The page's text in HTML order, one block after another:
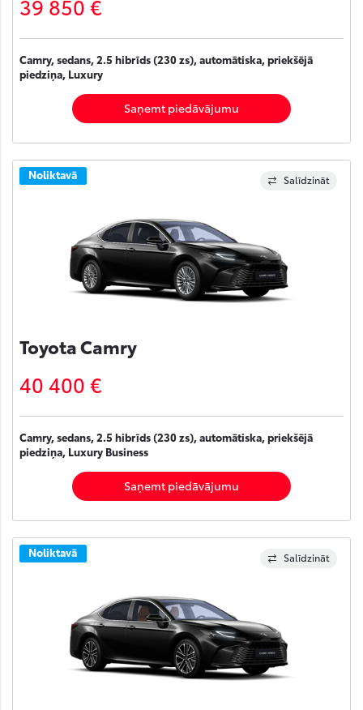
39 850 €
Camry, sedans, 2.5 hibrīds (230 zs), automātiska, priekšējā
piedziņa, Luxury
Saņemt piedāvājumu
Salīdzināt
Noliktavā
Toyota Camry
40 400 €
Camry, sedans, 2.5 hibrīds (230 zs), automātiska, priekšējā
piedziņa, Luxury Business
Saņemt piedāvājumu
Salīdzināt
Noliktavā